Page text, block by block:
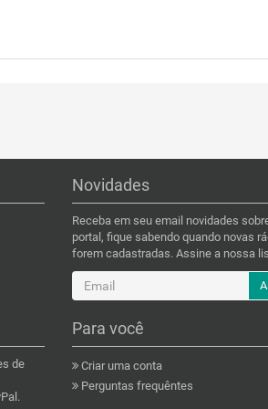
Novidades
Receba em seu email novidades
portal, fique sabendo quando novas
forem cadastradas. Assine a nossa
de
Para você
Criar uma conta
Perguntas frequêntes